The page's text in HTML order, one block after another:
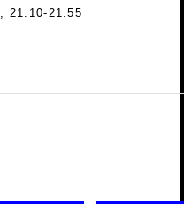
, 21:10-21:55